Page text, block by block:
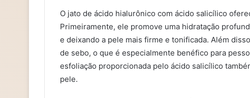
O jato de ácido hialurônico com ácido salicílico
Primeiramente, ele promove uma hidratação
e deixando a pele mais firme e tonificada. Além
de sebo, o que é especialmente benéfico para
esfoliação proporcionada pelo ácido salicílico
pele.